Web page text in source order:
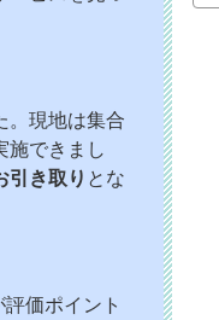
。現地は集合
施できまし
引き取り とな
価ポイント